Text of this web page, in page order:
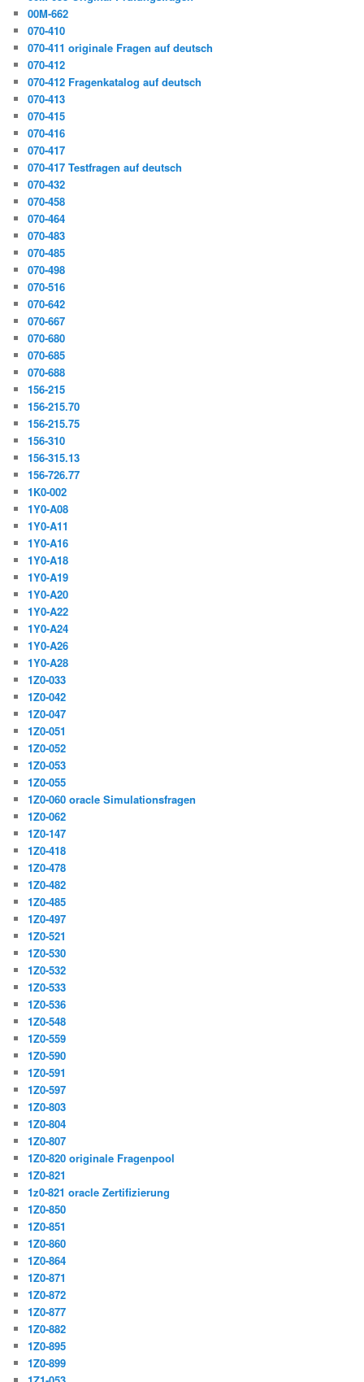
00M-662
070-410
070-411 originale Fragen auf deutsch
070-412
070-412 Fragenkatalog auf deutsch
070-413
070-415
070-416
070-417
070-417 Testfragen auf deutsch
070-432
070-458
070-464
070-483
070-485
070-498
070-516
070-642
070-667
070-680
070-685
070-688
156-215
156-215.70
156-215.75
156-310
156-315.13
156-726.77
1K0-002
1Y0-A08
1Y0-A11
1Y0-A16
1Y0-A18
1Y0-A19
1Y0-A20
1Y0-A22
1Y0-A24
1Y0-A26
1Y0-A28
1Z0-033
1Z0-042
1Z0-047
1Z0-051
1Z0-052
1Z0-053
1Z0-055
1Z0-060 oracle Simulationsfragen
1Z0-062
1Z0-147
1Z0-418
1Z0-478
1Z0-482
1Z0-485
1Z0-497
1Z0-521
1Z0-530
1Z0-532
1Z0-533
1Z0-536
1Z0-548
1Z0-559
1Z0-590
1Z0-591
1Z0-597
1Z0-803
1Z0-804
1Z0-807
1Z0-820 originale Fragenpool
1Z0-821
1z0-821 oracle Zertifizierung
1Z0-850
1Z0-851
1Z0-860
1Z0-864
1Z0-871
1Z0-872
1Z0-877
1Z0-882
1Z0-895
1Z0-899